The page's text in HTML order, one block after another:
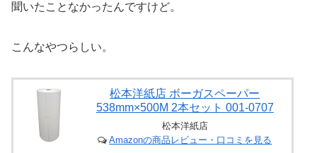
聞いたことなかったんですけど。
こんなやつらしい。
松本洋紙店 ボーガスペーパー
538mm×500M 2本セット 001-0707
松本洋紙店
Amazonの商品レビュー・口コミを見る